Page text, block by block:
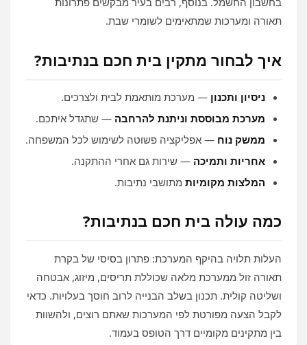
תאורה ומערכות שמתאימים לשומרי שבת.
איך לבחור מתקין בית חכם בנתיבות?
ניסיון ותכנון — מערכת מותאמת לבית ולצרכים.
מערכת מבוססת וניתנת להרחבה — שתגדל איתכם.
ממשק נוח — אפליקציה פשוטה לשימוש לכל המשפחה.
אחריות ותמיכה — שירות גם אחרי ההתקנה.
המלצות מקומיות מתושבי נתיבות.
כמה עולה בית חכם בנתיבות?
העלות תלויה בהיקף המערכת: פתרון בסיסי של בקרת
תאורה זול ממערכת מלאה שכוללת תריסים, מיזוג, אבטחה
ושליטה קולית. תכנון בשלב הבנייה לרוב חוסך בעלויות. כדאי
לקבל הצעה מפורטת לפי המערכות שאתם רוצים, ולהשוות
בין מתקינים מקומיים דרך הטופס בעמוד.